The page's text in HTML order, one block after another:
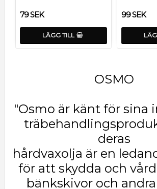
79 SEK
LÄGG TILL
99 SEK
OSMO
"Osmo är känt för sina
deras
hårdvaxolja är en
för att skydda och
bänkskivor och